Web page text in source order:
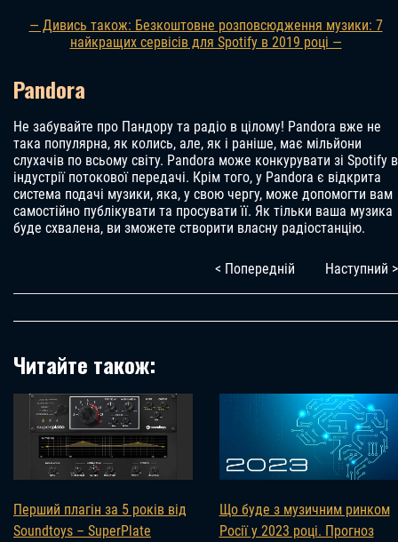
— Дивись також: Безкоштовне розповсюдження музики: 7
найкращих сервісів для Spotify в 2019 році —
Pandora
Не забувайте про Пандору та радіо в цілому! Pandora вже не
така популярна, як колись, але, як і раніше, має мільйони
слухачів по всьому світу. Pandora може конкурувати зі Spotify в
індустрії потокової передачі. Крім того, у Pandora є відкрита
система подачі музики, яка, у свою чергу, може допомогти вам
самостійно публікувати та просувати її. Як тільки ваша музика
буде схвалена, ви зможете створити власну радіостанцію.
< Попередній Наступний >
Читайте також:
Перший плагін за 5 років від
Soundtoys – SuperPlate
Що буде з музичним ринком
Росії у 2023 році. Прогноз